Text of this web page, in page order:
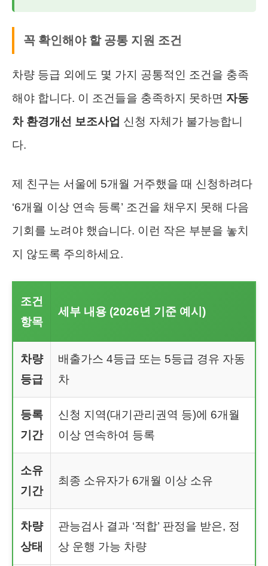
꼭 확인해야 할 공통 지원 조건
차량 등급 외에도 몇 가지 공통적인 조건을 충족
해야 합니다. 이 조건들을 충족하지 못하면 자동
차 환경개선 보조사업 신청 자체가 불가능합니
다.
제 친구는 서울에 5개월 거주했을 때 신청하려다
‘6개월 이상 연속 등록’ 조건을 채우지 못해 다음
기회를 노려야 했습니다. 이런 작은 부분을 놓치
지 않도록 주의하세요.
조건
항목
세부 내용 (2026년 기준 예시)
차량
등급
배출가스 4등급 또는 5등급 경유 자동
차
등록
기간
신청 지역(대기관리권역 등)에 6개월
이상 연속하여 등록
소유
기간
최종 소유자가 6개월 이상 소유
차량
상태
관능검사 결과 ‘적합’ 판정을 받은, 정
상 운행 가능 차량